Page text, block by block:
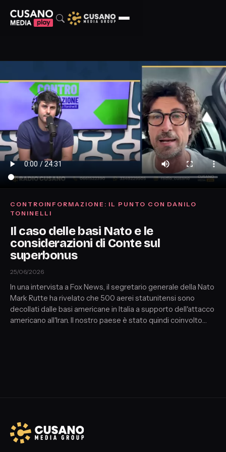
CONTROINFORMAZIONE: IL PUNTO CON DANILO
TONINELLI
Il caso delle basi Nato e le
considerazioni di Conte sul
superbonus
25/06/2026
In una intervista a Fox News, il segretario generale della Nato
Mark Rutte ha rivelato che 500 aerei statunitensi sono
decollati dalle basi americane in Italia a supporto dell'attacco
americano all'Iran. Il nostro paese è stato quindi coinvolto